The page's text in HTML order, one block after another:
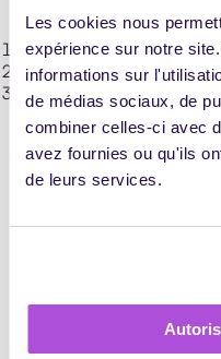
Les cookies nous
expérience sur notre
informations sur
de médias sociaux, de
combiner celles-ci avec
avez fournies ou qu'ils
de leurs services.
Vielfalt der Akteure
Flüssige Rede
Optimale Dauer
Ein Erfahrungsbericht im
Ziel wie ein Zitat, das
unterrichten
die über ihre Erfahrungen
einem Video zu Wort
untermauern. Diese
Motivation Ihrer
Videos) ist überaus positiv.